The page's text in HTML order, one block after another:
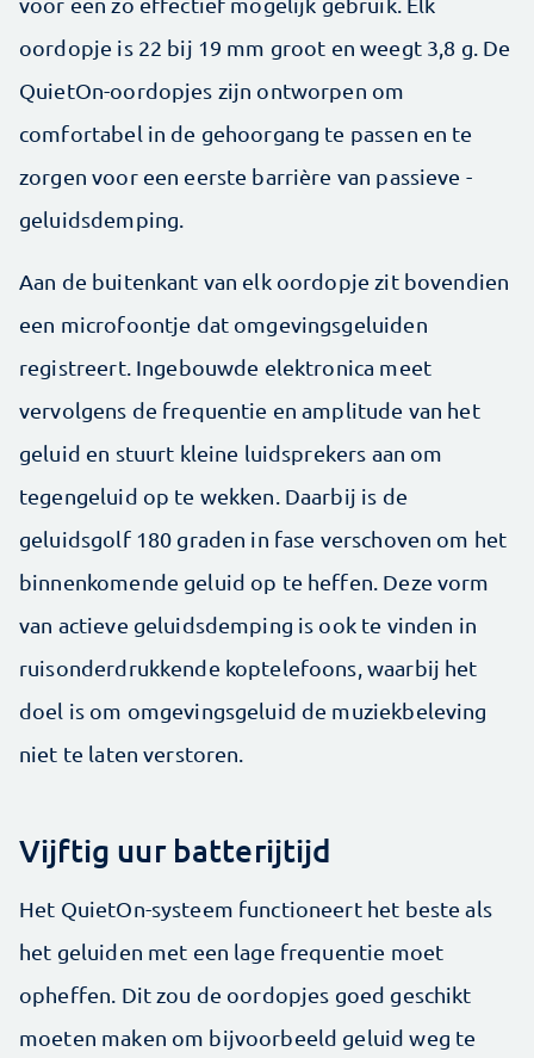
oordopje is 22 bij 19 mm groot en weegt 3,8 g. De
QuietOn-oordopjes zijn ­ontworpen om
comfortabel in de gehoorgang te passen en te
zorgen voor een eerste barrière van passieve ­
geluidsdemping.
Aan de buitenkant van elk oordopje zit bovendien
een microfoontje dat omgevingsgeluiden
registreert. Ingebouwde elektronica meet
vervolgens de frequentie en amplitude van het
geluid en stuurt kleine luidsprekers aan om
tegengeluid op te wekken. Daarbij is de
geluidsgolf 180 graden in fase verschoven om het
binnenkomende geluid op te heffen. Deze vorm
van actieve ­geluidsdemping is ook te vinden in
ruisonderdrukkende kop­telefoons, waarbij het
doel is om omgevingsgeluid de muziekbeleving
niet te ­laten verstoren.
Vijftig uur batterijtijd
Het QuietOn-systeem functioneert het beste als
het geluiden met een lage frequentie moet
opheffen. Dit zou de oordopjes goed geschikt
moeten maken om bijvoorbeeld geluid weg te